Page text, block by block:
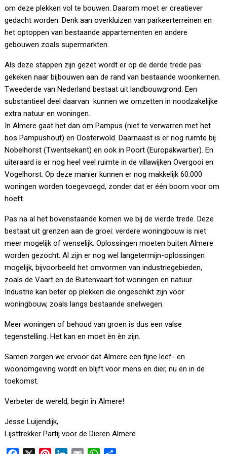
om deze plekken vol te bouwen. Daarom moet er creatiever
gedacht worden. Denk aan overkluizen van parkeerterreinen en
het optoppen van bestaande appartementen en andere
gebouwen zoals supermarkten.
Als deze stappen zijn gezet wordt er op de derde trede pas
gekeken naar bijbouwen aan de rand van bestaande woonkernen.
Tweederde van Nederland bestaat uit landbouwgrond. Een
substantieel deel daarvan kunnen we omzetten in noodzakelijke
extra natuur en woningen.
In Almere gaat het dan om Pampus (niet te verwarren met het
bos Pampushout) en Oosterwold. Daarnaast is er nog ruimte bij
Nobelhorst (Twentsekant) en ook in Poort (Europakwartier). En
uiteraard is er nog heel veel ruimte in de villawijken Overgooi en
Vogelhorst. Op deze manier kunnen er nog makkelijk 60.000
woningen worden toegevoegd, zonder dat er één boom voor om
hoeft.
Pas na al het bovenstaande komen we bij de vierde trede. Deze
bestaat uit grenzen aan de groei: verdere woningbouw is niet
meer mogelijk of wenselijk. Oplossingen moeten buiten Almere
worden gezocht. Al zijn er nog wel langetermijn-oplossingen
mogelijk, bijvoorbeeld het omvormen van industriegebieden,
zoals de Vaart en de Buitenvaart tot woningen en natuur.
Industrie kan beter op plekken die ongeschikt zijn voor
woningbouw, zoals langs bestaande snelwegen.
Meer woningen of behoud van groen is dus een valse
tegenstelling. Het kan en moet èn èn zijn.
Samen zorgen we ervoor dat Almere een fijne leef- en
woonomgeving wordt en blijft voor mens en dier, nu en in de
toekomst.
Verbeter de wereld, begin in Almere!
Jesse Luijendijk,
Lijsttrekker Partij voor de Dieren Almere